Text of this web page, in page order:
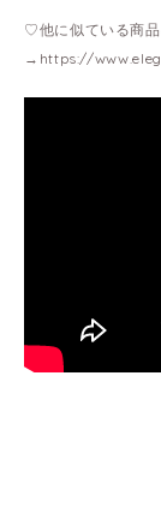
♡他に似ている商
→ https://